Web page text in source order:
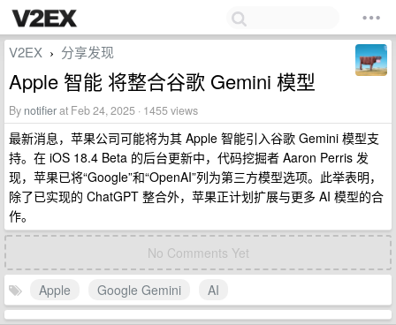
V2EX › 分享发现
Apple 智能 将整合谷歌 Gemini 模型
By notifierat Feb 24, 2025 · 1455 views
最新消息，苹果公司可能将为其 Apple 智能引入谷歌 Gemini 模型支
持。在 iOS 18.4 Beta 的后台更新中，代码挖掘者 Aaron Perris 发
现，苹果已将“Google”和“OpenAI”列为第三方模型选项。此举表明，
除了已实现的 ChatGPT 整合外，苹果正计划扩展与更多 AI 模型的合
作。
No Comments Yet
Apple Google Gemini AI